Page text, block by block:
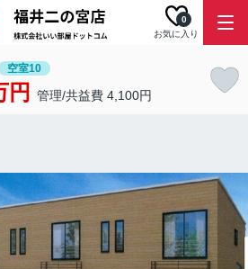
お気に入り
0
空室10
円 管理/共益費 4,100円